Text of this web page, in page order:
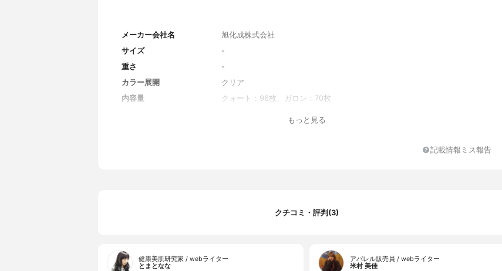
メーカー会社名
旭化成株式会社
サイズ
-
重さ
-
カラー展開
クリア
内容量
クォート：96枚、ガロン：70枚
もっと見る
記載情報ミス報告
クチコミ・評判(3)
健康美肌研究家 / webライター
とまとなな
アパレル販売員 / webライター
米村 美佳